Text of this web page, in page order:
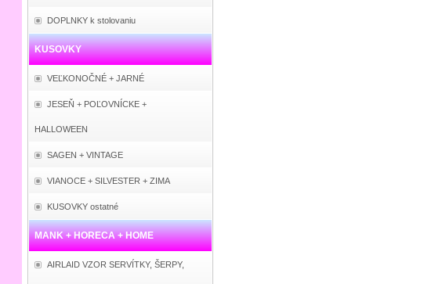
DOPLNKY k stolovaniu
KUSOVKY
VEĽKONOČNÉ + JARNÉ
JESEŇ + POĽOVNÍCKE +
HALLOWEEN
SAGEN + VINTAGE
VIANOCE + SILVESTER + ZIMA
KUSOVKY ostatné
MANK + HORECA + HOME
AIRLAID VZOR SERVÍTKY, ŠERPY,